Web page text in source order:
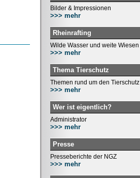
Bilder & Impressionen
>>> mehr
Rheinrafting
Wilde Wasser und weite Wiesen
>>> mehr
Thema Tierschutz
Themen rund um den Tierschutz
>>> mehr
Wer ist eigentlich?
Administrator
>>> mehr
Presse
Presseberichte der NGZ
>>> mehr